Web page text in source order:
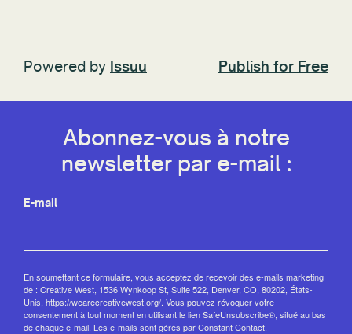
Powered by Issuu Publish for Free
Abonnez-vous à notre
newsletter par e-mail :
E-mail
En soumettant ce formulaire, vous acceptez de recevoir des e-mails marketing
de : Creative West, 1536 Wynkoop St, Suite 522, Denver, CO, 80202, États-
Unis, https://wearecreativewest.org/. Vous pouvez révoquer votre
consentement à tout moment en utilisant le lien SafeUnsubscribe®, situé au bas
de chaque e-mail. Les e-mails sont gérés par Constant Contact.